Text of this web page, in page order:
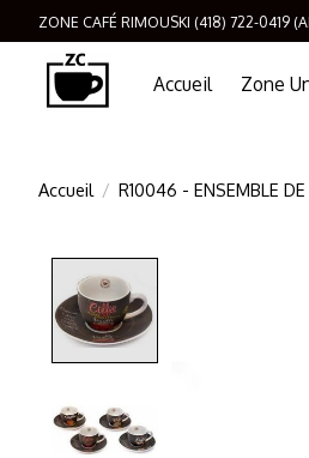
ZONE CAFÉ RIMOUSKI (418) 722-0419
Accueil Zone
Accueil / R10046 - ENSEMBLE